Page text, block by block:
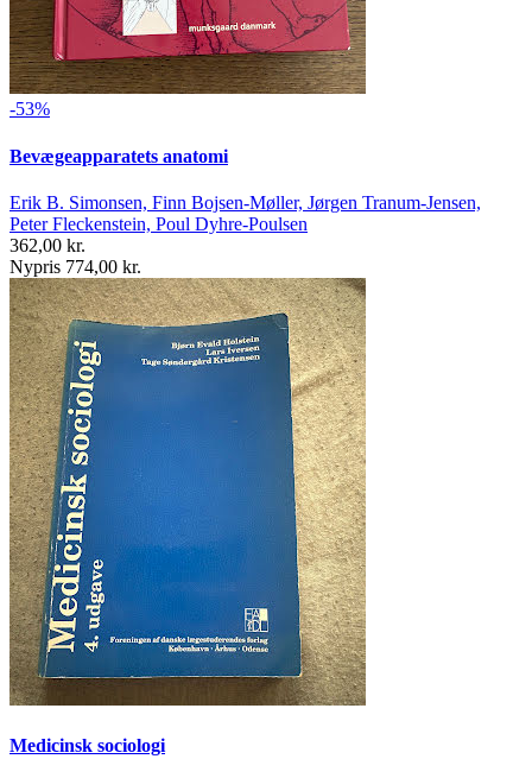
-53%
Bevægeapparatets anatomi
Erik B. Simonsen, Finn Bojsen-Møller, Jørgen Tranum-Jensen,
Peter Fleckenstein, Poul Dyhre-Poulsen
362,00 kr.
Nypris 774,00 kr.
Medicinsk sociologi